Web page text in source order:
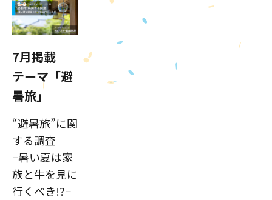
7月掲載
テーマ「避
暑旅」
“避暑旅”に関
する調査
−暑い夏は家
族と牛を見に
行くべき!?−